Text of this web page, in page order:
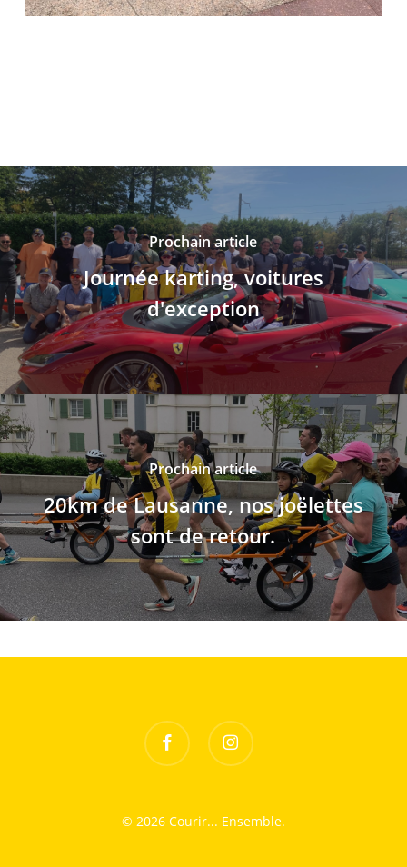
Prochain article
Journée karting, voitures
d'exception
Prochain article
20km de Lausanne, nos joëlettes
sont de retour.
facebook instagram
© 2026 Courir... Ensemble.